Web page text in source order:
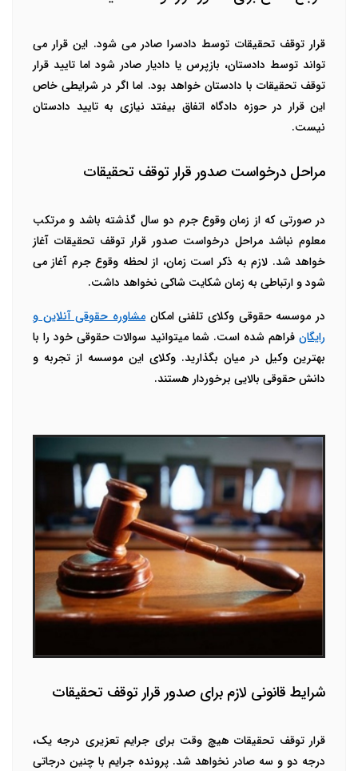
قرار توقف تحقیقات توسط دادسرا صادر می شود. این قرار می
تواند توسط دادستان، بازپرس یا دادیار صادر شود اما تایید قرار
توقف تحقیقات با دادستان خواهد بود. اما اگر در شرایطی خاص
این قرار در حوزه دادگاه اتفاق بیفتد نیازی به تایید دادستان
نیست.
مراحل درخواست صدور قرار توقف تحقیقات
در صورتی که از زمان وقوع جرم دو سال گذشته باشد و مرتکب
معلوم نباشد مراحل درخواست صدور قرار توقف تحقیقات آغاز
خواهد شد. لازم به ذکر است زمان، از لحظه وقوع جرم آغاز می
شود و ارتباطی به زمان شکایت شاکی نخواهد داشت.
در موسسه حقوقی وکلای تلفنی امکان مشاوره حقوقی آنلاین و
رایگان فراهم شده است. شما میتوانید سوالات حقوقی خود را با
بهترین وکیل در میان بگذارید. وکلای این موسسه از تجربه و
دانش حقوقی بالایی برخوردار هستند.
شرایط قانونی لازم برای صدور قرار توقف تحقیقات
قرار توقف تحقیقات هیچ وقت برای جرایم تعزیری درجه یک،
درجه دو و سه صادر نخواهد شد. پرونده جرایم با چنین درجاتی